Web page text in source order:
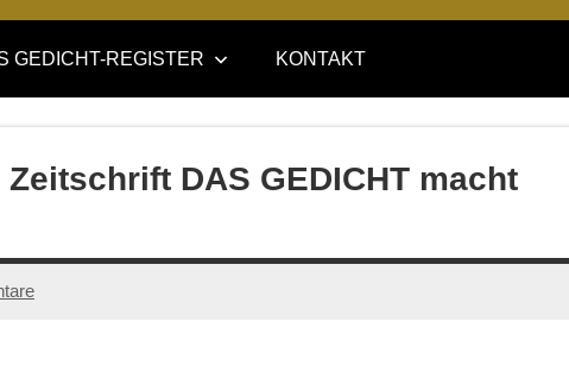
GEDICHT-REGISTER KONTAKT
DAS GEDICHT macht